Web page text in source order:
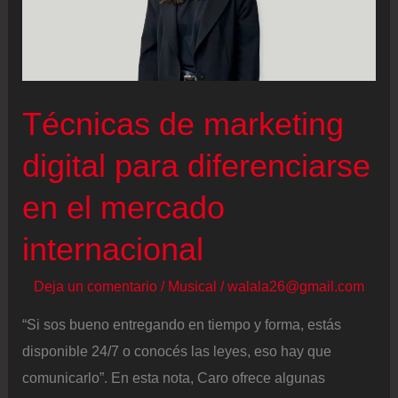
Técnicas de marketing
digital para diferenciarse
en el mercado
internacional
Deja un comentario / Musical /walala26@gmail.com
“Si sos bueno entregando en tiempo y forma, estás
disponible 24/7 o conocés las leyes, eso hay que
comunicarlo”. En esta nota, Caro ofrece algunas